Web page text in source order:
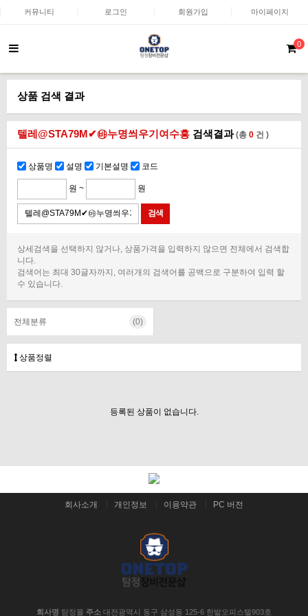
커뮤니티 로그인 회원가입 마이페이지
0
상품 검색 결과
텔레@STA79M✔㉳누명씌우기여수흥 검색결과(총 0 건 )
상품명 설명 기본설명 코드
원 ~ 원
상세검색을 선택하지 않거나, 상품가격을 입력하지 않으면 전체에서 검색합
니다.
검색어는 최대 30글자까지, 여러개의 검색어를 공백으로 구분하여 입력 할
수 있습니다.
전체분류 (0)
상품정렬
등록된 상품이 없습니다.
회사소개 개인정보 이용약관 PC 버전
회사명 탐정몰 주소 대전광역시 동구 삼성동 125-6 한밭오피스텔903호